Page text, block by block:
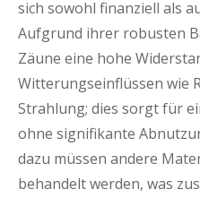
sich sowohl finanziell als
Aufgrund ihrer robusten
Zäune eine hohe
Witterungseinflüssen wie
Strahlung; dies sorgt für
ohne signifikante
dazu müssen andere
behandelt werden, was